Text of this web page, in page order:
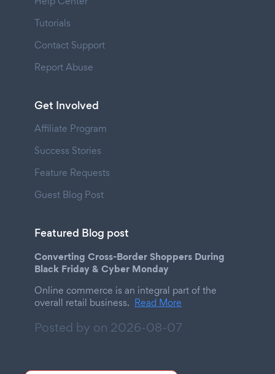
Tutorials
Contact Support
Report Abuse
Get Involved
Affiliate Program
Success Stories
Feature Requests
Guest Blog Post
Featured Blog post
Converting Cross-Border Shoppers During
Black Friday & Cyber Monday
Online commerce is an integral part of the
overall retail business. Read More
Posted by on 2026-08-07